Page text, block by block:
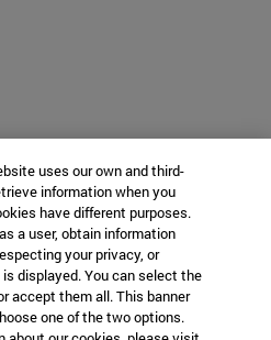
uses our own and third-
information when you
have different purposes.
a user, obtain information
your privacy, or
displayed. You can select the
accept them all. This banner
one of the two options.